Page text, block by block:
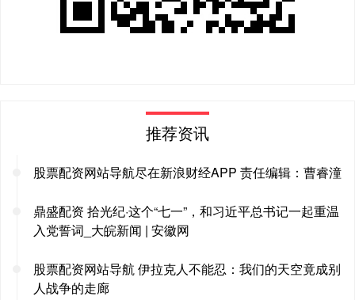
推荐资讯
股票配资网站导航尽在新浪财经APP 责任编辑：曹睿潼
鼎盛配资 拾光纪·这个“七一”，和习近平总书记一起重温
入党誓词_大皖新闻 | 安徽网
股票配资网站导航 伊拉克人不能忍：我们的天空竟成别
人战争的走廊